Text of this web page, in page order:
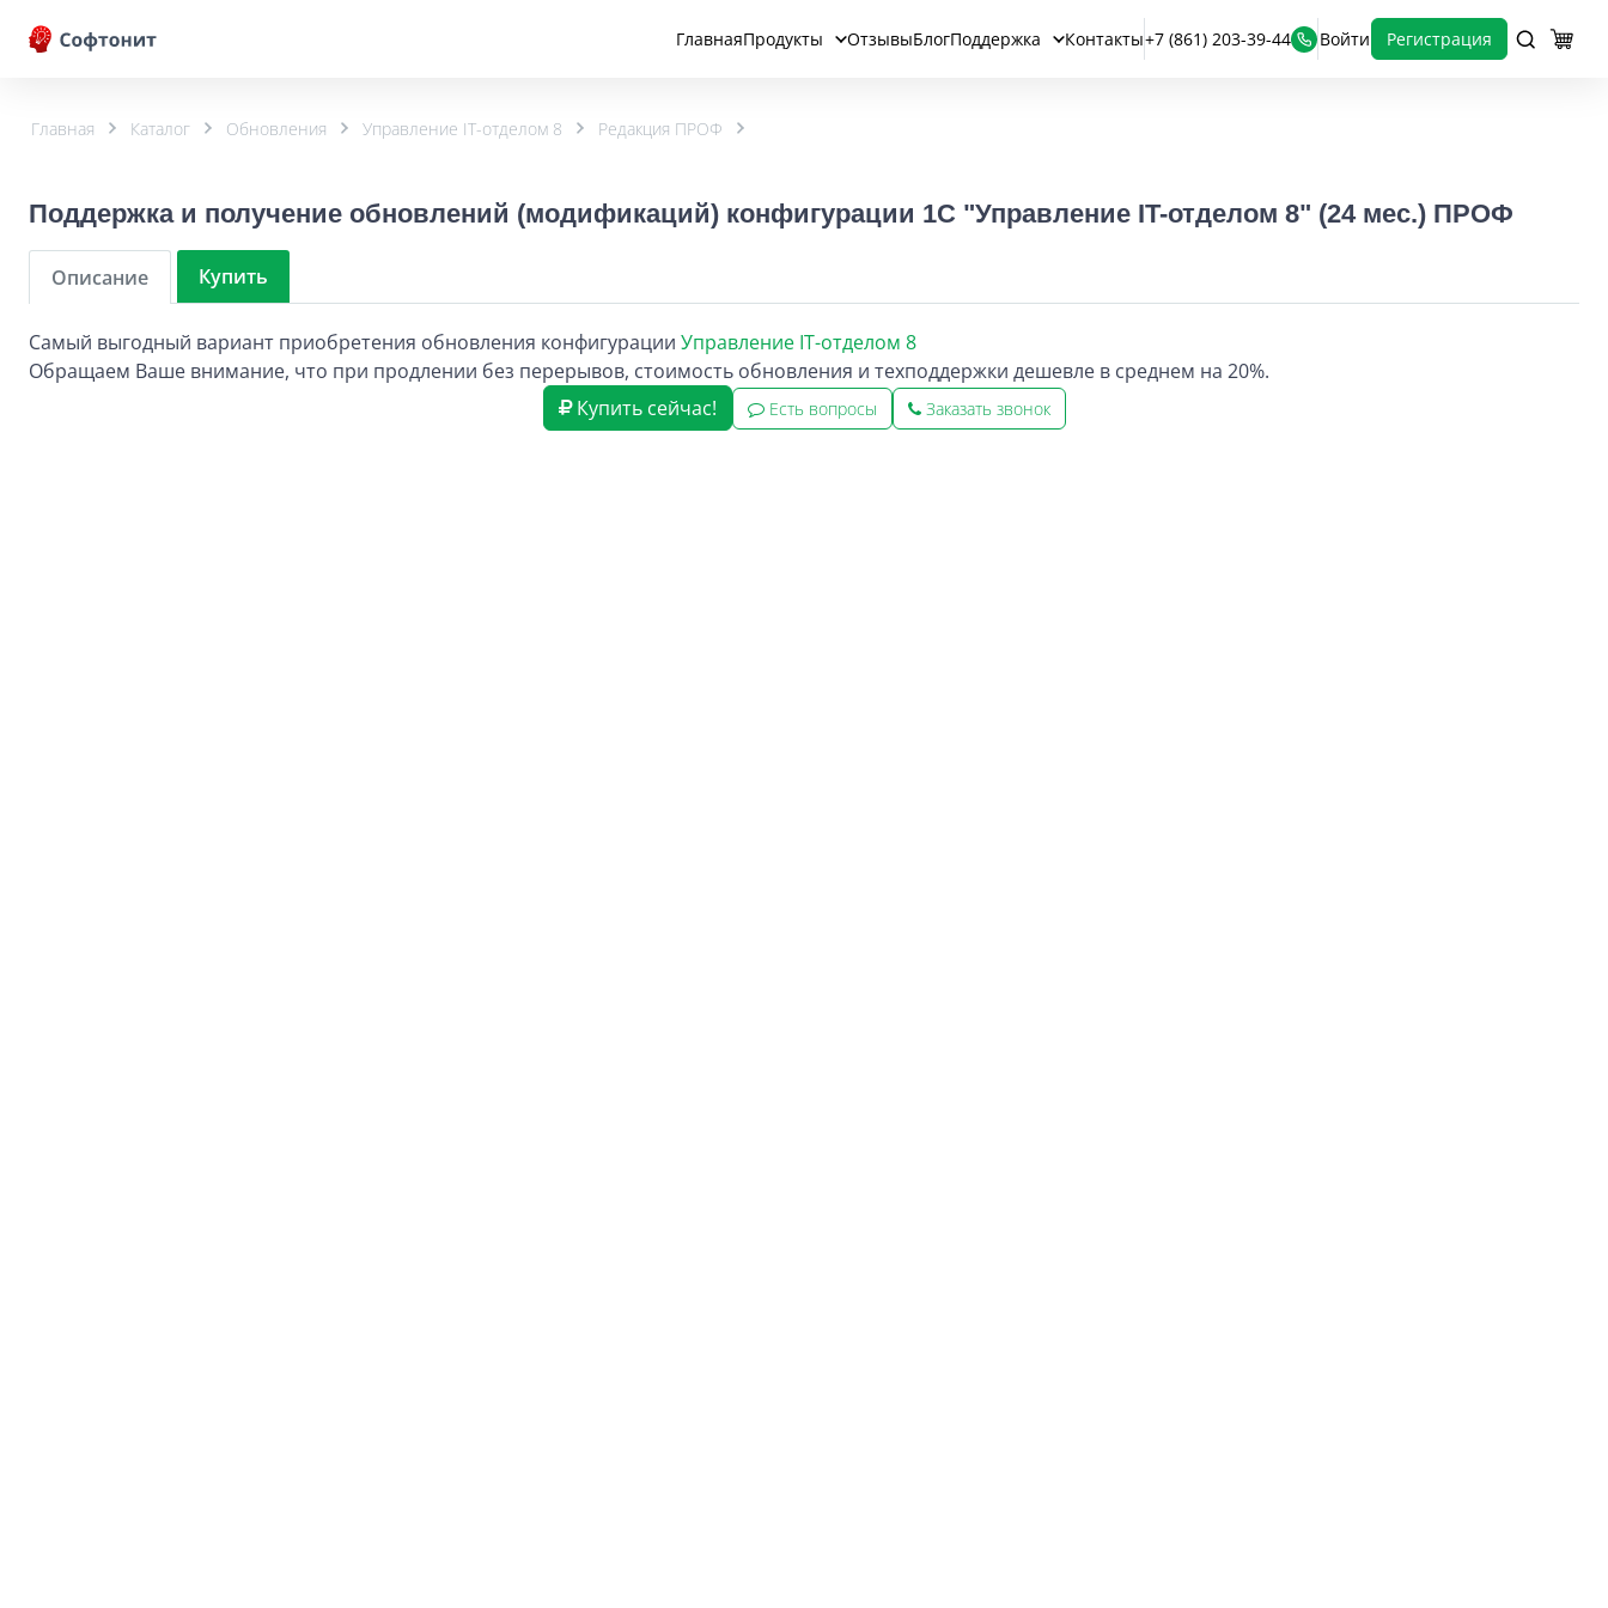
ГлавнаяПродукты ОтзывыБлогПоддержка Контакты+7 (861) 203-39-44 Войти Регистрация
Главная Каталог Обновления Управление IT-отделом 8 Редакция ПРОФ
Поддержка и получение обновлений (модификаций) конфигурации 1С "Управление IT-отделом 8" (24 мес.) ПРОФ
Описание Купить
Самый выгодный вариант приобретения обновления конфигурации Управление IT-отделом 8
Обращаем Ваше внимание, что при продлении без перерывов, стоимость обновления и техподдержки дешевле в среднем на 20%.
Купить сейчас!
Есть вопросы Заказать звонок